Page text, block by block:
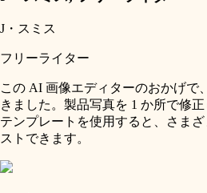
J・スミス
フリーライター
この AI 画像エディターのおかげで
きました。製品写真を 1 か所で修
テンプレートを使用すると、さま
ストできます。